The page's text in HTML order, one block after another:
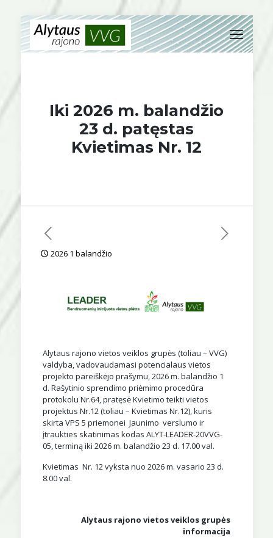
Iki 2026 m. balandžio
23 d. patęstas
Kvietimas Nr. 12
2026 1 balandžio
Alytaus rajono vietos veiklos grupės (toliau – VVG)
valdyba, vadovaudamasi potencialaus vietos
projekto pareiškėjo prašymu, 2026 m. balandžio 1
d. Rašytinio sprendimo priėmimo procedūra
protokolu Nr.64, pratęsė Kvietimo teikti vietos
projektus Nr.12 (toliau – Kvietimas Nr.12), kuris
skirta VPS 5 priemonei Jaunimo verslumo ir
įtraukties skatinimas kodas ALYT-LEADER-20VVG-
05, terminą iki 2026 m. balandžio 23 d. 17.00 val.
Kvietimas Nr. 12 vyksta nuo 2026 m. vasario 23 d.
8.00 val.
Alytaus rajono vietos veiklos grupės
informacija